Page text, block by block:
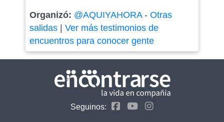
Organizó: @AQUIYAHORA- Otras
salidas| Ver más testimonios de
encuentros para conocer gente
Seguinos: